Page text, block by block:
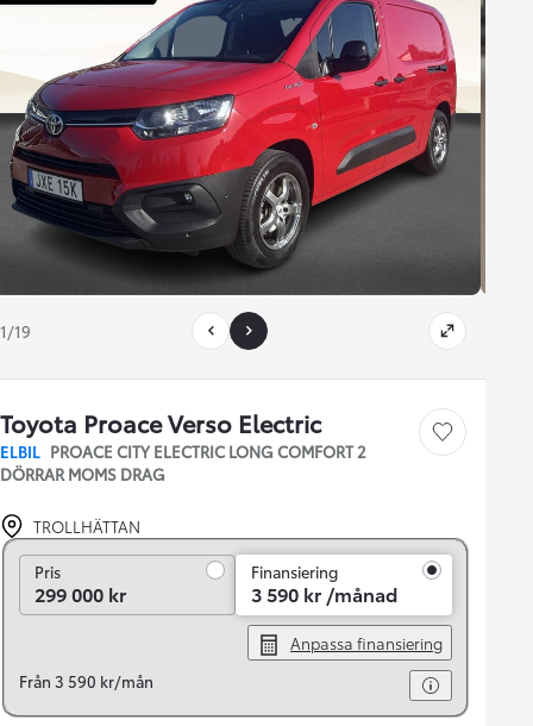
1/19
Toyota Proace Verso Electric
ELBIL PROACE CITY ELECTRIC LONG COMFORT 2
DÖRRAR MOMS DRAG
Save car
TROLLHÄTTAN
PrisPris
299 000 kr
Finansiering
3 590 kr /månad
Anpassa finansiering
Från 3 590 kr/mån